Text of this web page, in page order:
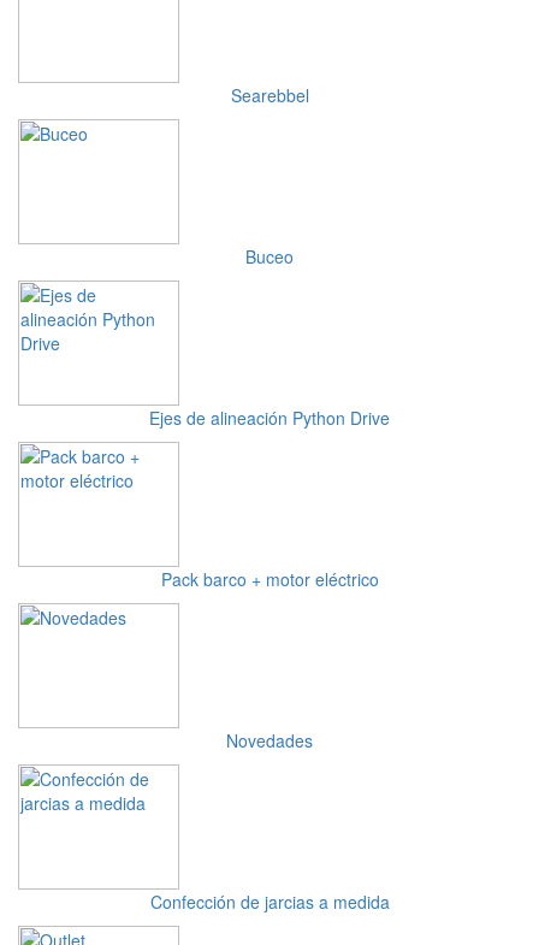
Searebbel
Buceo
Ejes de alineación Python Drive
Pack barco + motor eléctrico
Novedades
Confección de jarcias a medida